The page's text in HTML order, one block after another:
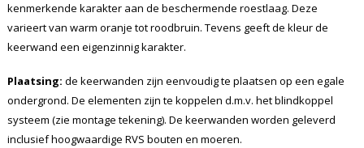
kenmerkende karakter aan de beschermende roestlaag. Deze
varieert van warm oranje tot roodbruin. Tevens geeft de kleur de
keerwand een eigenzinnig karakter.
Plaatsing: de keerwanden zijn eenvoudig te plaatsen op een egale
ondergrond. De elementen zijn te koppelen d.m.v. het blindkoppel
systeem (zie montage tekening). De keerwanden worden geleverd
inclusief hoogwaardige RVS bouten en moeren.